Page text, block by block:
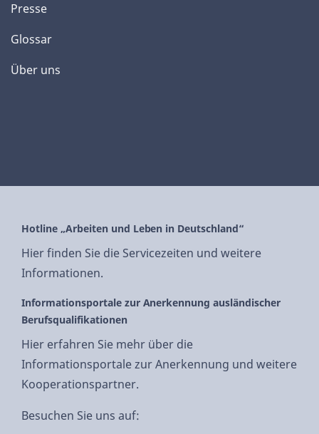
Presse
Glossar
Über uns
Hotline „Arbeiten und Leben in Deutschland“
Hier finden Sie die Servicezeiten und weitere
Informationen.
Informationsportale zur Anerkennung ausländischer
Berufsqualifikationen
Hier erfahren Sie mehr über die
Informationsportale zur Anerkennung und weitere
Kooperationspartner.
Besuchen Sie uns auf: